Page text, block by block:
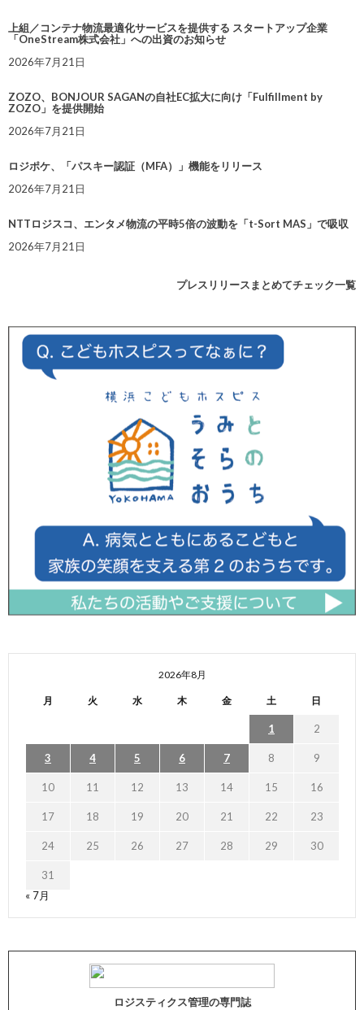
上組／コンテナ物流最適化サービスを提供する スタートアップ企業
「OneStream株式会社」への出資のお知らせ
2026年7月21日
ZOZO、BONJOUR SAGANの自社EC拡大に向け「Fulfillment by
ZOZO」を提供開始
2026年7月21日
ロジポケ、「パスキー認証（MFA）」機能をリリース
2026年7月21日
NTTロジスコ、エンタメ物流の平時5倍の波動を「t-Sort MAS」で吸収
2026年7月21日
プレスリリースまとめてチェック一覧
2026年8月
月 火 水 木 金 土 日
1 2
3 4 5 6 7 8 9
10 11 12 13 14 15 16
17 18 19 20 21 22 23
24 25 26 27 28 29 30
31
« 7月
ロジスティクス管理の専門誌